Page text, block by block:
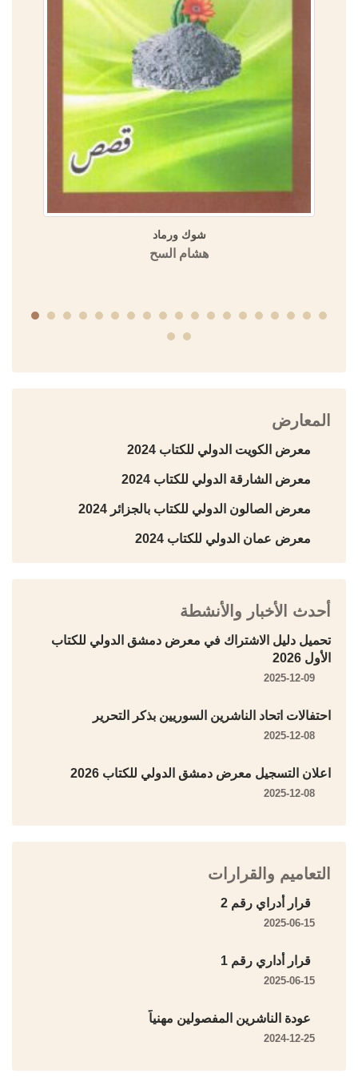
شوك ورماد
هشام السح
المعارض
معرض الكويت الدولي للكتاب 2024
معرض الشارقة الدولي للكتاب 2024
معرض الصالون الدولي للكتاب بالجزائر 2024
معرض عمان الدولي للكتاب 2024
أحدث الأخبار والأنشطة
تحميل دليل الاشتراك في معرض دمشق الدولي للكتاب
الأول 2026
2025-12-09
احتفالات اتحاد الناشرين السوريين بذكر التحرير
2025-12-08
اعلان التسجيل معرض دمشق الدولي للكتاب 2026
2025-12-08
التعاميم والقرارات
قرار أدراي رقم 2
2025-06-15
قرار أداري رقم 1
2025-06-15
عودة الناشرين المفصولين مهنياً
2024-12-25